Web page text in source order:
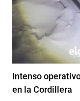
Intenso
en la Cordillera